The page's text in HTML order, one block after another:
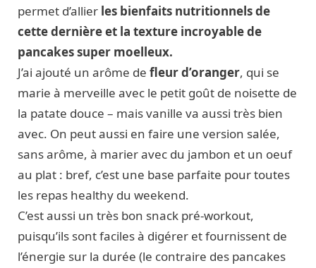
permet d’allier les bienfaits nutritionnels de
cette dernière et la texture incroyable de
pancakes super moelleux.
J’ai ajouté un arôme de fleur d’oranger, qui se
marie à merveille avec le petit goût de noisette de
la patate douce – mais vanille va aussi très bien
avec. On peut aussi en faire une version salée,
sans arôme, à marier avec du jambon et un oeuf
au plat : bref, c’est une base parfaite pour toutes
les repas healthy du weekend.
C’est aussi un très bon snack pré-workout,
puisqu’ils sont faciles à digérer et fournissent de
l’énergie sur la durée (le contraire des pancakes